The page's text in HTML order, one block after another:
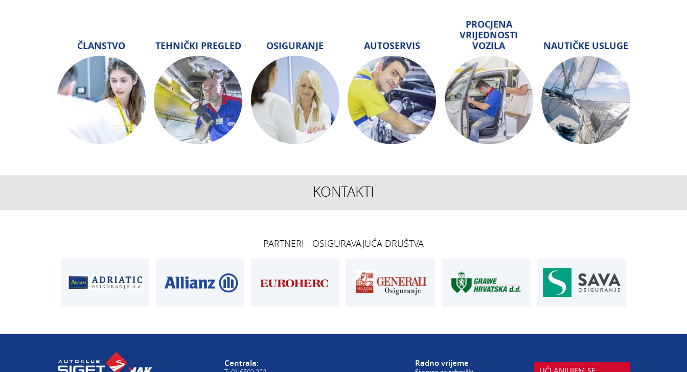
ČLANSTVO TEHNIČKI PREGLED OSIGURANJE AUTOSERVIS
PROCJENA
VRIJEDNOSTI
VOZILA
NAUTIČKE USLUGE
KONTAKTI
T:01 6502 277
01 6502 265
E:registracija@aksiget.hr
E:homologacija@aksiget.hr
T:01 6502 292
E:autodijelovi@autosiget.hr
E:procjena@aksiget.hr
T:01 6502 254
PARTNERI - OSIGURAVAJUĆA DRUŠTVA
Centrala: Radno vrijeme